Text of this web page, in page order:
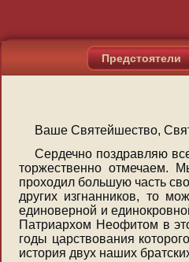
Предстоятели
Ваше Святейшество,
Сердечно поздравляю
торжественно отмечаем.
проходил большую часть
других изгнанников, то
единоверной и
Патриархом Неофитом в
годы царствования
история двух наших